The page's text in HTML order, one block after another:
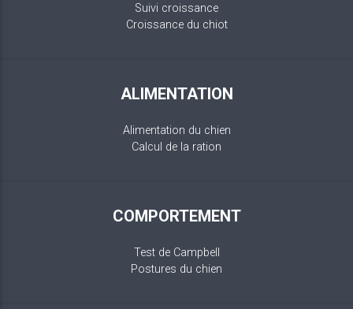
Suivi croissance
Croissance du chiot
ALIMENTATION
Alimentation du chien
Calcul de la ration
COMPORTEMENT
Test de Campbell
Postures du chien